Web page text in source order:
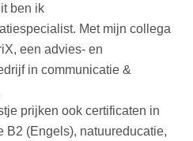
ben ik
Met mijn collega
een advies- en
in communicatie &
prijken ook certificaten in
B2 (Engels), natuureducatie,